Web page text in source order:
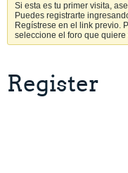
Si esta es tu primer visita,
Puedes registrarte
Regístrese en el link previo.
seleccione el foro que
Register